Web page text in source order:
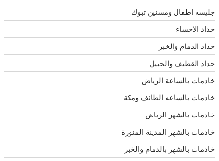
جليسه اطفال ومسنين تبوك
حداد الاحساء
حداد الدمام والخبر
حداد القطيف والجبيل
خادمات بالساعة الرياض
خادمات بالساعه الطائف ومكة
خادمات بالشهر الرياض
خادمات بالشهر المدينة المنورة
خادمات بالشهر بالدمام والخبر